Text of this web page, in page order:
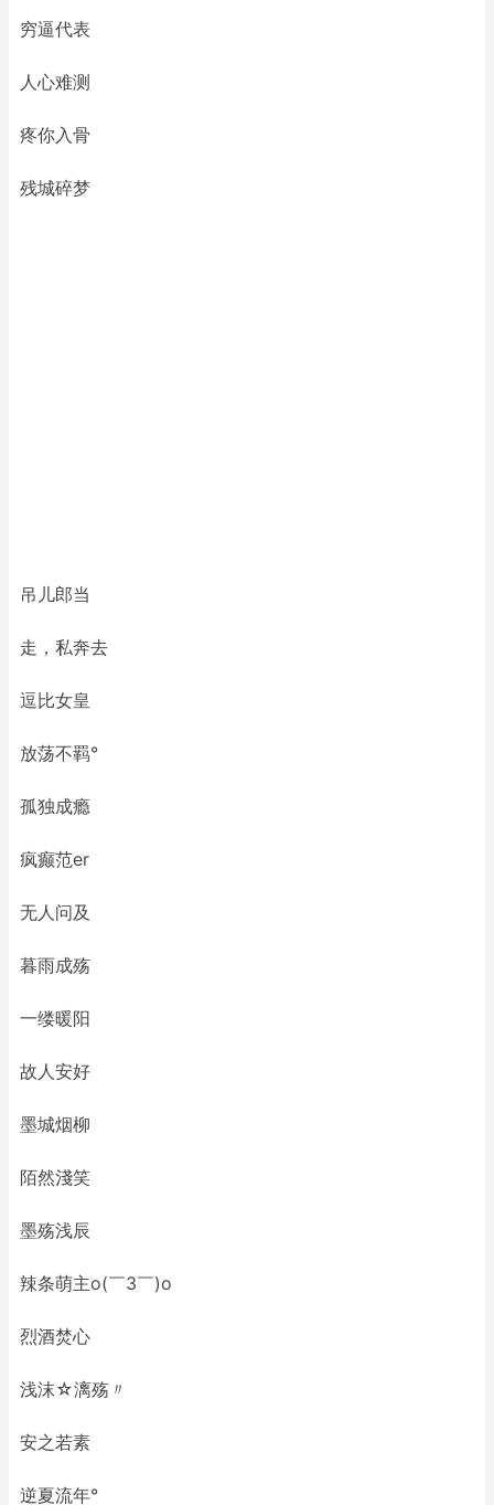
穷逼代表
人心难测
疼你入骨
残城碎梦
吊儿郎当
走，私奔去
逗比女皇
放荡不羁°
孤独成瘾
疯癫范er
无人问及
暮雨成殇
一缕暖阳ゞ
故人安好
墨城烟柳
陌然淺笑
墨殇浅辰
辣条萌主o(￣3￣)o
烈酒焚心
浅沫☆漓殇〃
安之若素
逆夏流年°